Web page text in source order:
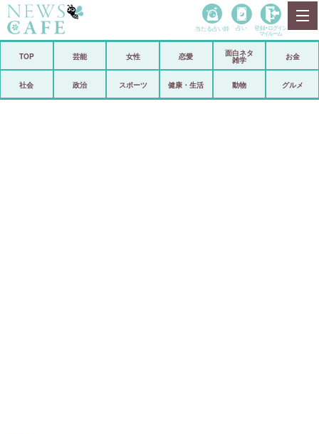
政治
当たる占い師 占い 登録• ログイン
マイルーム
TOP 芸能 女性 恋愛
面白ネタ
雑学
お金
社会 政治 スポーツ 健康・生活 動物 グルメ